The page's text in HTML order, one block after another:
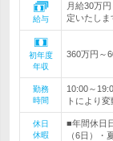
給与
月給30万
定いたし
初年度
年収
360万円～
勤務
時間
10:00～
トにより
休日
休暇
■年間休日
（6日）・